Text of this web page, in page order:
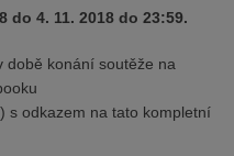
do 4. 11. 2018 do 23:59.
době konání soutěže na
) s odkazem na tato kompletní